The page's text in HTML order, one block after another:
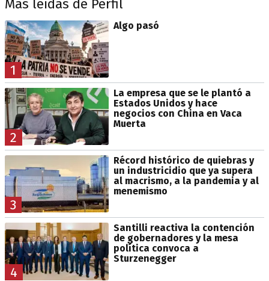
Más leídas de Perfil
1
Algo pasó
2
La empresa que se le plantó a
Estados Unidos y hace
negocios con China en Vaca
Muerta
3
Récord histórico de quiebras y
un industricidio que ya supera
al macrismo, a la pandemia y al
menemismo
4
Santilli reactiva la contención
de gobernadores y la mesa
política convoca a
Sturzenegger